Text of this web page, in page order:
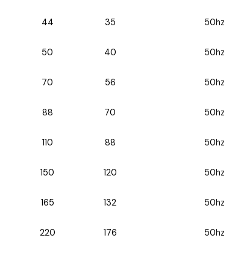
44 35 50hz
50 40 50hz
70 56 50hz
88 70 50hz
110 88 50hz
150 120 50hz
165 132 50hz
220 176 50hz